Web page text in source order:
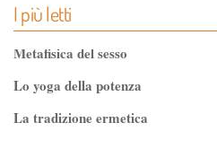
I più letti
Metafisica del sesso
Lo yoga della potenza
La tradizione ermetica